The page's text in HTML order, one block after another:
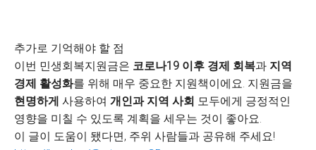
추가로 기억해야 할 점
이번 민생회복지원금은 코로나19 이후 경제 회복과 지역
경제 활성화를 위해 매우 중요한 지원책이에요. 지원금을
현명하게 사용하여 개인과 지역 사회 모두에게 긍정적인
영향을 미칠 수 있도록 계획을 세우는 것이 좋아요.
이 글이 도움이 됐다면, 주위 사람들과 공유해 주세요!